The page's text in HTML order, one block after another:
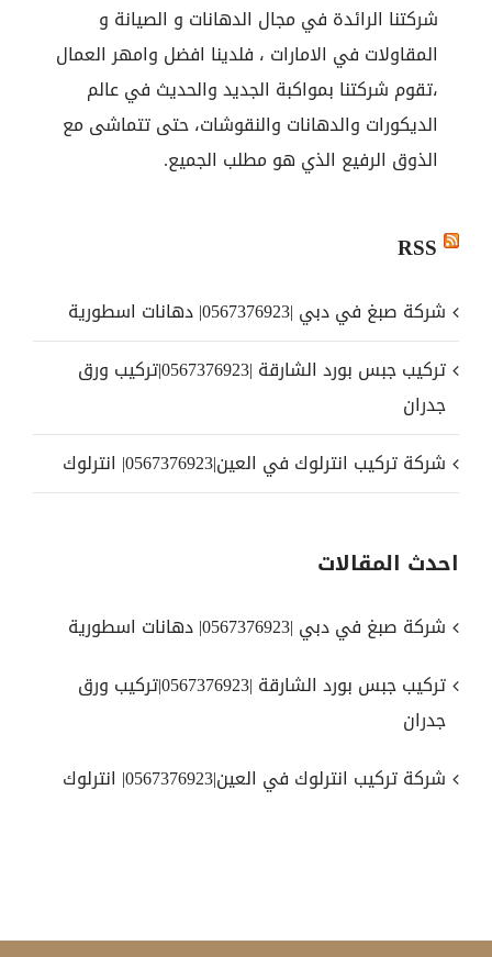
شركتنا الرائدة في مجال الدهانات و الصيانة و
المقاولات في الامارات ، فلدينا افضل وامهر العمال
،تقوم شركتنا بمواكبة الجديد والحديث في عالم
الديكورات والدهانات والنقوشات، حتى تتماشى مع
الذوق الرفيع الذي هو مطلب الجميع.
RSS
شركة صبغ في دبي |0567376923| دهانات اسطورية
تركيب جبس بورد الشارقة |0567376923|تركيب ورق
جدران
شركة تركيب انترلوك في العين|0567376923| انترلوك
احدث المقالات
شركة صبغ في دبي |0567376923| دهانات اسطورية
تركيب جبس بورد الشارقة |0567376923|تركيب ورق
جدران
شركة تركيب انترلوك في العين|0567376923| انترلوك